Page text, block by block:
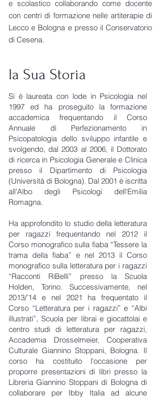
e scolastico collaborando come docente
con centri di formazione nelle artiterapie di
Lecco e Bologna e presso il Conservatorio
di Cesena.
la Sua Storia
Si è laureata con lode in Psicologia nel
1997 ed ha proseguito la formazione
accademica frequentando il Corso
Annuale di Perfezionamento in
Psicopatologia dello sviluppo infantile e
svolgendo, dal 2003 al 2006, il Dottorato
di ricerca in Psicologia Generale e Clinica
presso il Dipartimento di Psicologia
(Università di Bologna). Dal 2001 è iscritta
all'Albo degli Psicologi dell'Emilia
Romagna.
Ha approfondito lo studio della letteratura
per ragazzi frequentando nel 2012 il
Corso monografico sulla fiaba “Tessere la
trama della fiaba” e nel 2013 il Corso
monografico sulla letteratura per i ragazzi
“Racconti RiBelli” presso la Scuola
Holden, Torino. Successivamente, nel
2013/’14 e nel 2021 ha frequentato il
Corso “Letteratura per i ragazzi” e “Albi
illustrati”, Scuola per librai e giocattolai e
centro studi di letteratura per ragazzi,
Accademia Drosselmeier, Cooperativa
Culturale Giannino Stoppani, Bologna. Il
corso ha costituito l'occasione per
proporre presentazioni di libri presso la
Libreria Giannino Stoppani di Bologna di
collaborare per Ibby Italia ad alcune